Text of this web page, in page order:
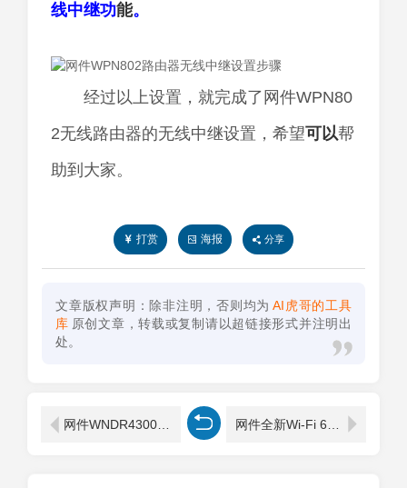
线中继功能。
经过以上设置，就完成了网件WPN80
2无线路由器的无线中继设置，希望可以帮
助到大家。
打赏 海报 分享
文章版权声明：除非注明，否则均为 AI虎哥的工具
库 原创文章，转载或复制请以超链接形式并注明出
处。